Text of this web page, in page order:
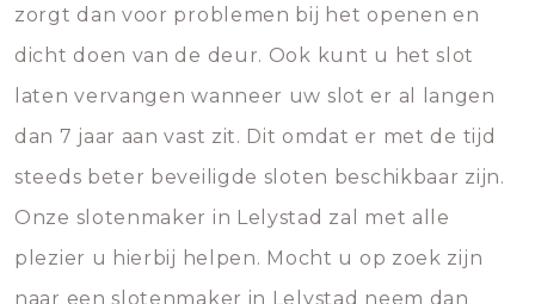
zorgt dan voor problemen bij het openen en
dicht doen van de deur. Ook kunt u het slot
laten vervangen wanneer uw slot er al langen
dan 7 jaar aan vast zit. Dit omdat er met de tijd
steeds beter beveiligde sloten beschikbaar zijn.
Onze slotenmaker in Lelystad zal met alle
plezier u hierbij helpen. Mocht u op zoek zijn
naar een slotenmaker in Lelystad neem dan